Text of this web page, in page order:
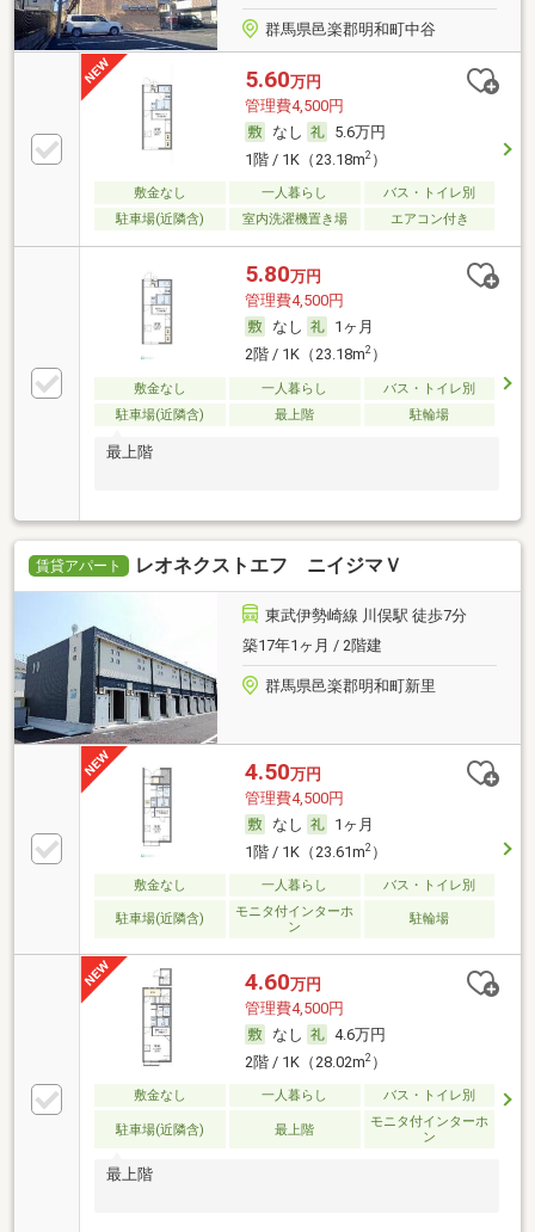
群馬県邑楽郡明和町中谷
5.60万円
管理費4,500円
なし
5.6万円
1階 / 1K（23.18m2）
敷金なし 一人暮らし
バス・トイレ別
駐車場(近隣含)
室内洗濯機置き場 エアコン付き
5.80万円
管理費4,500円
なし
1ヶ月
2階 / 1K（23.18m2）
敷金なし 一人暮らし
バス・トイレ別
駐車場(近隣含)
最上階 駐輪場
最上階
賃貸アパート レオネクストエフ ニイジマＶ
東武伊勢崎線 川俣駅 徒歩7分
築17年1ヶ月 / 2階建
群馬県邑楽郡明和町新里
4.50万円
管理費4,500円
なし
1ヶ月
1階 / 1K（23.61m2）
敷金なし 一人暮らし バス・トイレ別
駐車場(近隣含)
モニタ付インターホ
ン
駐輪場
4.60万円
管理費4,500円
なし
4.6万円
2階 / 1K（28.02m2）
敷金なし 一人暮らし バス・トイレ別
駐車場(近隣含) 最上階
モニタ付インターホ
ン
最上階